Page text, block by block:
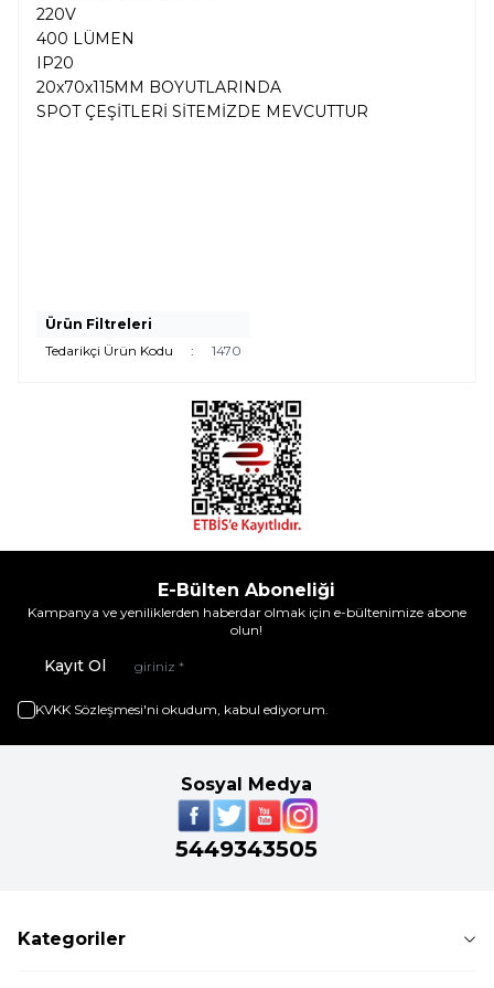
220V
400 LÜMEN
IP20
20x70x115MM BOYUTLARINDA
SPOT ÇEŞİTLERİ SİTEMİZDE MEVCUTTUR
Ürün Filtreleri
Tedarikçi Ürün Kodu
: 1470
E-Bülten Aboneliği
Kampanya ve yeniliklerden haberdar olmak için e-bültenimize abone
olun!
Kayıt Ol
KVKK Sözleşmesi'ni okudum, kabul ediyorum.
Sosyal Medya
5449343505
Kategoriler